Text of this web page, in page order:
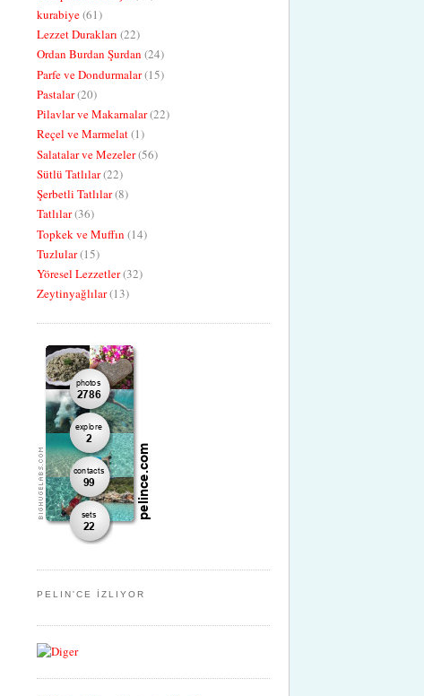
kurabiye(61)
Lezzet Durakları (22)
Ordan Burdan Şurdan (24)
Parfe ve Dondurmalar(15)
Pastalar(20)
Pilavlar ve Makarnalar(22)
Reçel ve Marmelat(1)
Salatalar ve Mezeler(56)
Sütlü Tatlılar(22)
Şerbetli Tatlılar(8)
Tatlılar(36)
Topkek ve Muffın (14)
Tuzlular(15)
Yöresel Lezzetler(32)
Zeytinyağlılar(13)
PELIN'CE İZLIYOR